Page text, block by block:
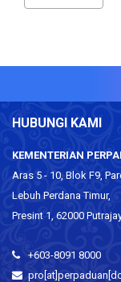
HUBUNGI KAMI
KEMENTERIAN
Aras 5 - 10, Blok F9,
Lebuh Perdana Timur,
Presint 1, 62000
+603-8091 8000